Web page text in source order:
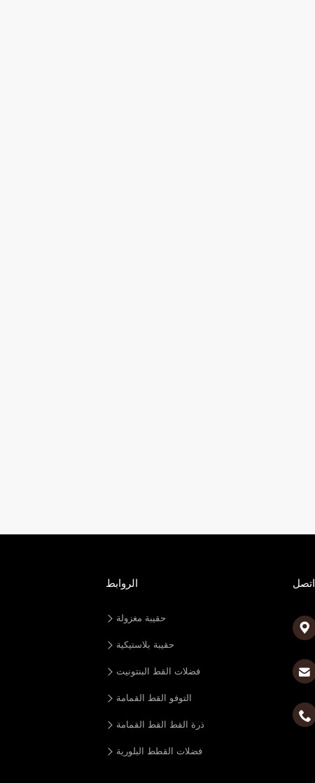
الروابط
حقيبة مغزولة
حقيبة بلاستيكية
فضلات القط البنتونيت
التوفو القط القمامة
ذرة القط القط القمامة
فضلات القطط البلورية
اتصل


